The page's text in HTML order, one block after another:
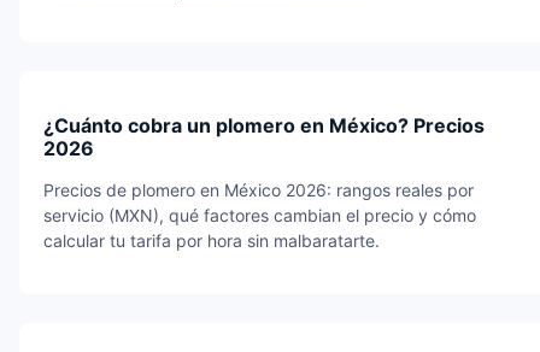
¿Cuánto cobra un plomero en México? Precios
2026
Precios de plomero en México 2026: rangos reales por
servicio (MXN), qué factores cambian el precio y cómo
calcular tu tarifa por hora sin malbaratarte.